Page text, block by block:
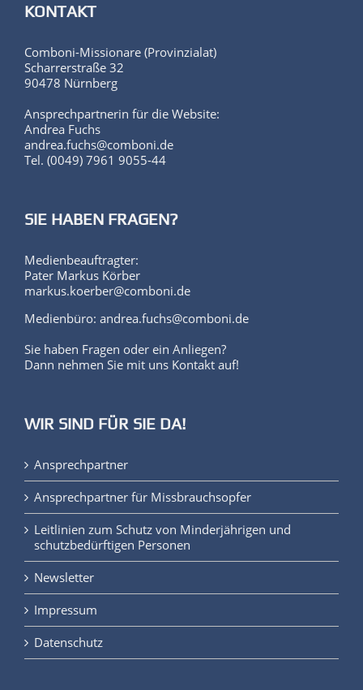
KONTAKT
Comboni-Missionare (Provinzialat)
Scharrerstraße 32
90478 Nürnberg
Ansprechpartnerin für die Website:
Andrea Fuchs
andrea.fuchs@comboni.de
Tel. (0049) 7961 9055-44
SIE HABEN FRAGEN?
Medienbeauftragter:
Pater Markus Körber
markus.koerber@comboni.de
Medienbüro: andrea.fuchs@comboni.de
Sie haben Fragen oder ein Anliegen?
Dann nehmen Sie mit uns Kontakt auf!
WIR SIND FÜR SIE DA!
Ansprechpartner
Ansprechpartner für Missbrauchsopfer
Leitlinien zum Schutz von Minderjährigen und
schutzbedürftigen Personen
Newsletter
Impressum
Datenschutz